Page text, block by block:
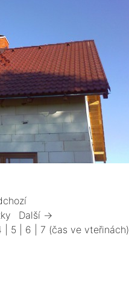
Další →
5 6 7 (čas ve vteřinách)